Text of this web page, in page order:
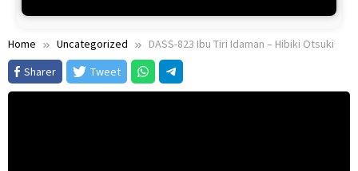
Home Uncategorized
DASS-823 Ibu Tiri Idaman – Hibiki Otsuki
Sharer
Tweet